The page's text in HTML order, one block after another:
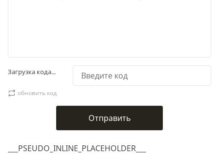
___PSEUDO_INLINE_PLACEHOLDER___
Загрузка кода...
обновить код